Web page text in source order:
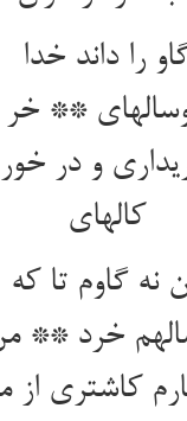
را داند خدا
** خر
و در خور
کاله‏ای‏
نه گاوم تا که
خرد **
کاشتری از